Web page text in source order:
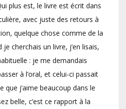
plus est, le livre est écrit dans
avec juste des retours à
quelque chose comme de la
cherchais un livre, j’en lisais,
: je me demandais
à l’oral, et celui-ci passait
que j’aime beaucoup dans le
belle, c’est ce rapport à la